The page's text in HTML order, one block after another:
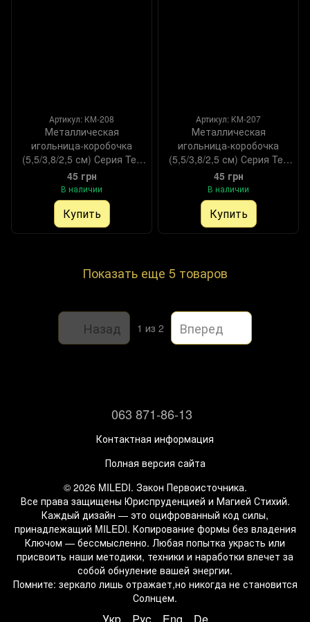
Артикул: КМ-208
Металлическая
игольница-коробочка
(5,5/3,8/2,5 см) Серия Tea
time
45 грн
В наличии
Купить
Артикул: КМ-207
Металлическая
игольница-коробочка
(5,5/3,8/2,5 см) Серия Tea
time
45 грн
В наличии
Купить
Показать еще 5 товаров
Назад 1 из 2 Вперед
063 871-86-13
Контактная информация
Полная версия сайта
© 2026 MILEDI. Закон Первоисточника.
Все права защищены Юриспруденцией и Магией Стихий.
Каждый дизайн — это оцифрованный код силы,
принадлежащий MILEDI. Копирование формы без владения
Ключом — бессмысленно. Любая попытка украсть или
присвоить наши методики, техники и наработки влечет за
собой обнуление вашей энергии.
Помните: зеркало лишь отражает,но никогда не становится
Солнцем.